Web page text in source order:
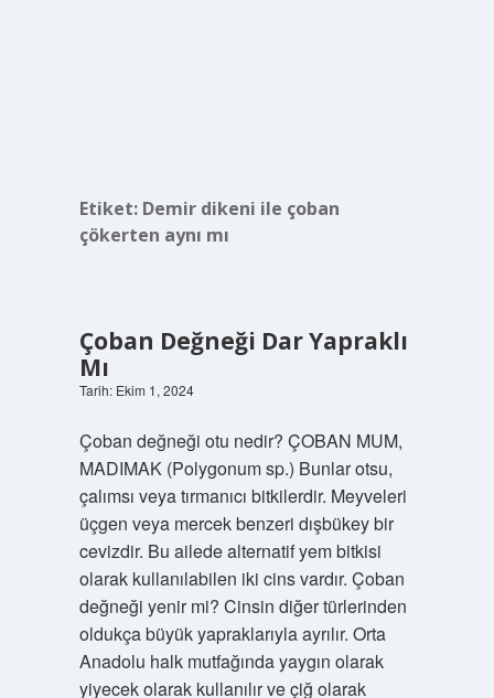
Etiket: Demir dikeni ile çoban
çökerten aynı mı
Çoban Değneği Dar Yapraklı
Mı
Tarih: Ekim 1, 2024
Çoban değneği otu nedir? ÇOBAN MUM,
MADIMAK (Polygonum sp.) Bunlar otsu,
çalımsı veya tırmanıcı bitkilerdir. Meyveleri
üçgen veya mercek benzeri dışbükey bir
cevizdir. Bu ailede alternatif yem bitkisi
olarak kullanılabilen iki cins vardır. Çoban
değneği yenir mi? Cinsin diğer türlerinden
oldukça büyük yapraklarıyla ayrılır. Orta
Anadolu halk mutfağında yaygın olarak
yiyecek olarak kullanılır ve çiğ olarak